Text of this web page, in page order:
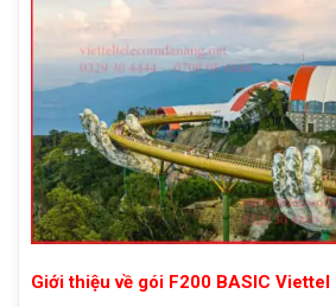
Giới thiệu về gói F200 BASIC Viettel